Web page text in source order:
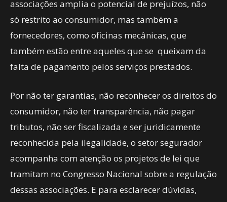
associações amplia o potencial de prejuízos, não
só restrito ao consumidor, mas também a
fornecedores, como oficinas mecânicas, que
também estão entre aqueles que se queixam da
falta de pagamento pelos serviços prestados.
Por não ter garantias, não reconhecer os direitos do
consumidor, não ter transparência, não pagar
tributos, não ser fiscalizada e ser juridicamente
reconhecida pela ilegalidade, o setor segurador
acompanha com atenção os projetos de lei que
tramitam no Congresso Nacional sobre a regulação
dessas associações. E para esclarecer dúvidas,